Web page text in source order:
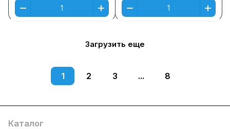
Загрузить еще
1 2 3 ... 8
Каталог